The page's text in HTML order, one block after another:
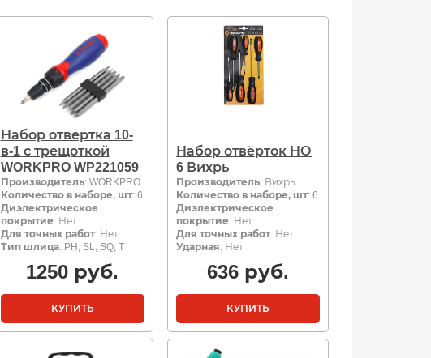
Набор отвертка 10-
в-1 с трещоткой
WORKPRO WP221059
Производитель: WORKPRO
Количество в наборе, шт: 6
Диэлектрическое
покрытие: Нет
Для точных работ: Нет
Тип шлица: PH, SL, SQ, T
1250 руб.
КУПИТЬ
Набор отвёрток НО
6 Вихрь
Производитель: Вихрь
Количество в наборе, шт: 6
Диэлектрическое
покрытие: Нет
Для точных работ: Нет
Ударная: Нет
636 руб.
КУПИТЬ